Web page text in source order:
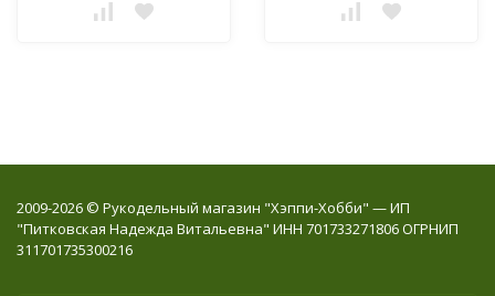
2009-2026 © Рукодельный магазин "Хэппи-Хобби" — ИП
"Питковская Надежда Витальевна" ИНН 701733271806 ОГРНИП
311701735300216